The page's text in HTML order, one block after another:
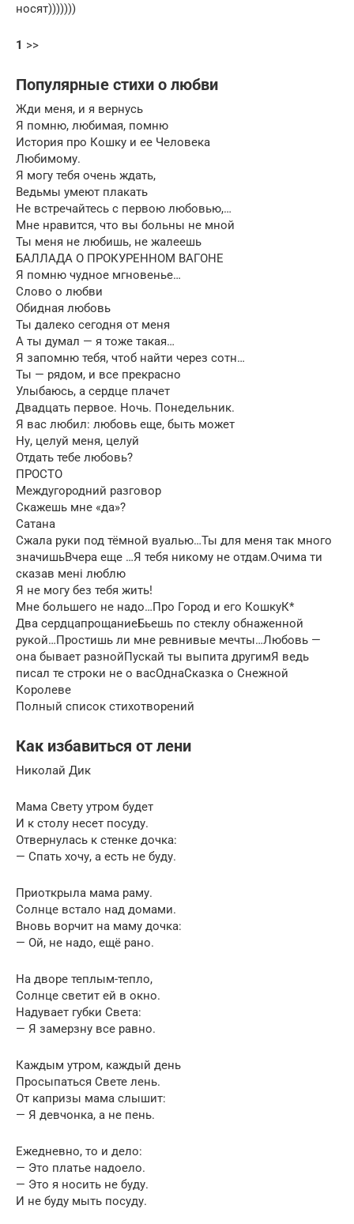
носят)))))))
1 >>
Популярные стихи о любви
Жди меня, и я вернусь
Я помню, любимая, помню
История про Кошку и ее Человека
Любимому.
Я могу тебя очень ждать,
Ведьмы умеют плакать
Не встречайтесь с первою любовью,…
Мне нравится, что вы больны не мной
Ты меня не любишь, не жалеешь
БАЛЛАДА О ПРОКУРЕННОМ ВАГОНЕ
Я помню чудное мгновенье…
Слово о любви
Обидная любовь
Ты далеко сегодня от меня
А ты думал — я тоже такая…
Я запомню тебя, чтоб найти через сотн…
Ты — рядом, и все прекрасно
Улыбаюсь, а сердце плачет
Двадцать первое. Ночь. Понедельник.
Я вас любил: любовь еще, быть может
Ну, целуй меня, целуй
Отдать тебе любовь?
ПРОСТО
Междугородний разговор
Скажешь мне «да»?
Сатана
Сжала руки под тёмной вуалью…Ты для меня так много
значишьВчера еще …Я тебя никому не отдам.Очима ти
сказав мені люблю
Я не могу без тебя жить!
Мне большего не надо…Про Город и его КошкуК*
Два сердцапрощаниеБьешь по стеклу обнаженной
рукой…Простишь ли мне ревнивые мечты…Любовь —
она бывает разнойПускай ты выпита другимЯ ведь
писал те строки не о васОднаСказка о Снежной
Королеве
Полный список стихотворений
Как избавиться от лени
Николай Дик
Мама Свету утром будет
И к столу несет посуду.
Отвернулась к стенке дочка:
— Спать хочу, а есть не буду.
Приоткрыла мама раму.
Солнце встало над домами.
Вновь ворчит на маму дочка:
— Ой, не надо, ещё рано.
На дворе теплым-тепло,
Солнце светит ей в окно.
Надувает губки Света:
— Я замерзну все равно.
Каждым утром, каждый день
Просыпаться Свете лень.
От капризы мама слышит:
— Я девчонка, а не пень.
Ежедневно, то и дело:
— Это платье надоело.
— Это я носить не буду.
И не буду мыть посуду.